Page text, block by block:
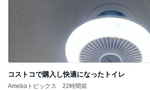
コストコで購入し快適になったトイレ
Amebaトピックス 22時間前